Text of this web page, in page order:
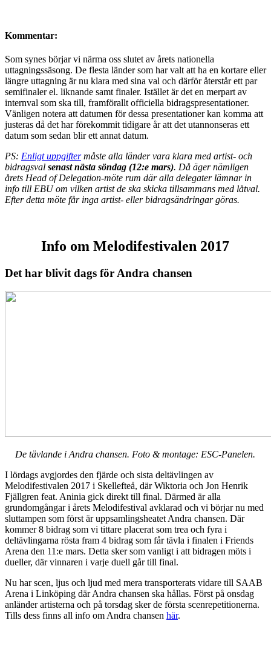
Kommentar:
Som synes börjar vi närma oss slutet av årets nationella
uttagningssäsong. De flesta länder som har valt att ha en kortare eller
längre uttagning är nu klara med sina val och därför återstår ett par
semifinaler el. liknande samt finaler. Istället är det en merpart av
internval som ska till, framförallt officiella bidragspresentationer.
Vänligen notera att datumen för dessa presentationer kan komma att
justeras då det har förekommit tidigare år att det utannonseras ett
datum som sedan blir ett annat datum.
PS: Enligt uppgiftermåste alla länder vara klara med artist- och
bidragsval senast nästa söndag (12:e mars). Då äger nämligen
årets Head of Delegation-möte rum där alla delegater lämnar in
info till EBU om vilken artist de ska skicka tillsammans med låtval.
Efter detta möte får inga artist- eller bidragsändringar göras.
Info om Melodifestivalen 2017
Det har blivit dags för Andra chansen
De tävlande i Andra chansen. Foto & montage: ESC-Panelen.
I lördags avgjordes den fjärde och sista deltävlingen av
Melodifestivalen 2017 i Skellefteå, där Wiktoria och Jon Henrik
Fjällgren feat. Aninia gick direkt till final. Därmed är alla
grundomgångar i årets Melodifestival avklarad och vi börjar nu med
sluttampen som först är uppsamlingsheatet Andra chansen. Där
kommer 8 bidrag som vi tittare placerat som trea och fyra i
deltävlingarna rösta fram 4 bidrag som får tävla i finalen i Friends
Arena den 11:e mars. Detta sker som vanligt i att bidragen möts i
dueller, där vinnaren i varje duell går till final.
Nu har scen, ljus och ljud med mera transporterats vidare till SAAB
Arena i Linköping där Andra chansen ska hållas. Först på onsdag
anländer artisterna och på torsdag sker de första scenrepetitionerna.
Tills dess finns all info om Andra chansen här.